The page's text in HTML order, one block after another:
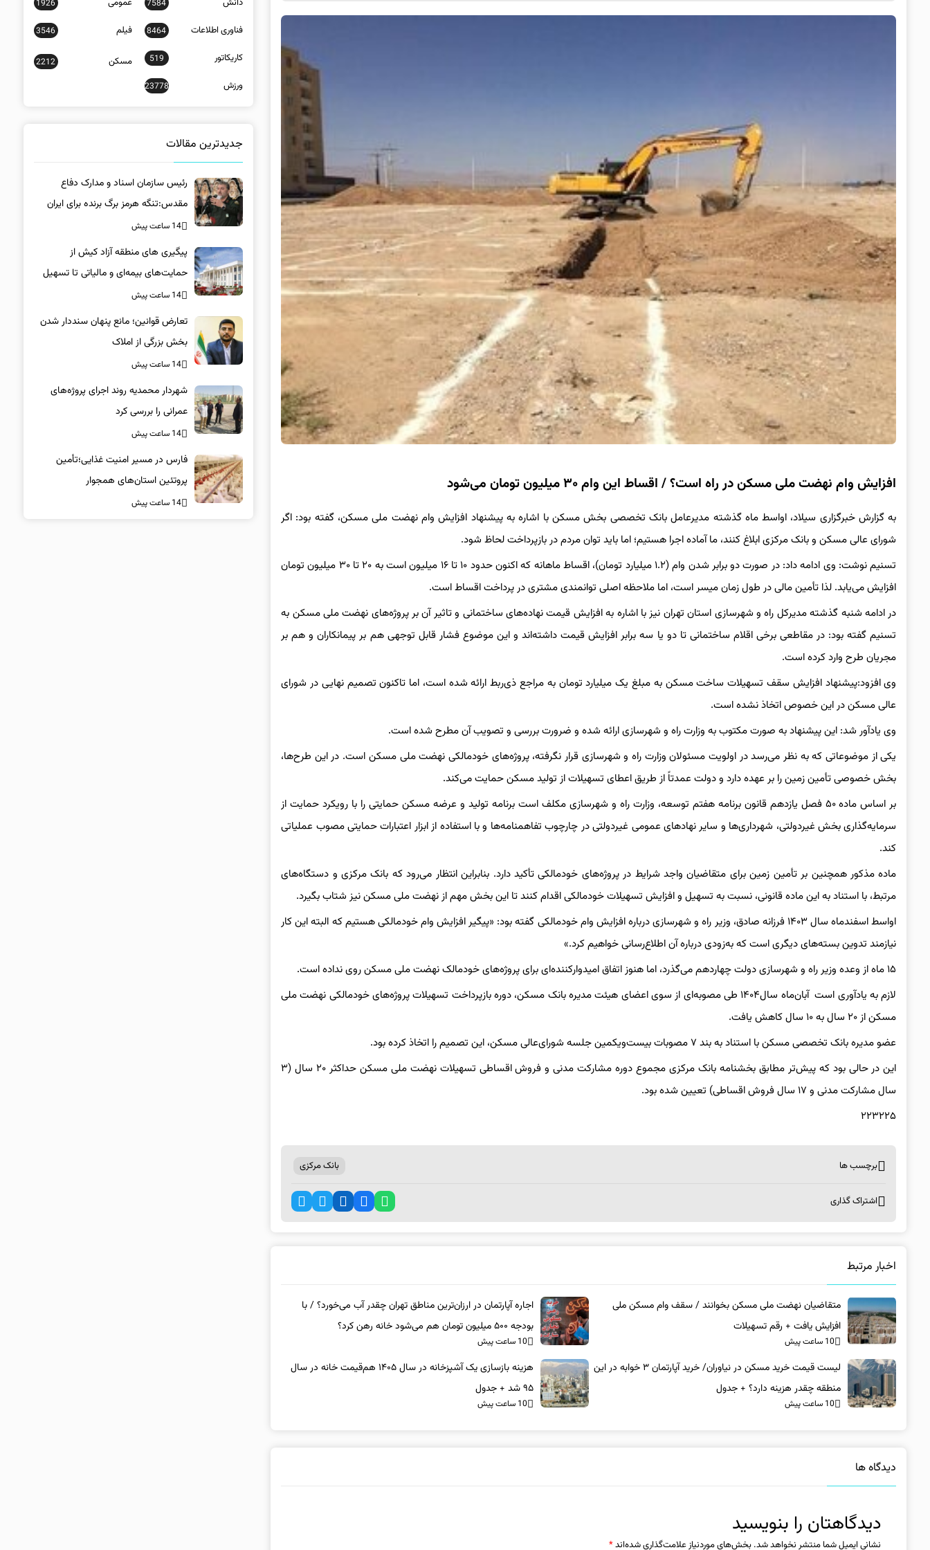
افزایش وام نهضت ملی مسکن در راه است؟ / اقساط این وام ۳۰ میلیون تومان می‌شود
به گزارش خبرگزاری سیلاد، اواسط ماه گذشته مدیرعامل بانک تخصصی بخش مسکن با اشاره به پیشنهاد افزایش وام نهضت ملی مسکن، گفته بود: اگر
شورای عالی مسکن و بانک مرکزی ابلاغ کنند، ما آماده اجرا هستیم؛ اما باید توان مردم در بازپرداخت لحاظ شود.
تسنیم نوشت: وی ادامه داد: در صورت دو برابر شدن وام (۱.۲ میلیارد تومان)، اقساط ماهانه که اکنون حدود ۱۰ تا ۱۶ میلیون است به ۲۰ تا ۳۰ میلیون تومان
افزایش می‌یابد. لذا تأمین مالی در طول زمان میسر است، اما ملاحظه اصلی توانمندی مشتری در پرداخت اقساط است.
در ادامه شنبه گذشته مدیرکل راه و شهرسازی استان تهران نیز با اشاره به افزایش قیمت نهاده‌های ساختمانی و تاثیر آن بر پروژه‌های نهضت ملی مسکن به
تسنیم گفته بود: در مقاطعی برخی اقلام ساختمانی تا دو یا سه برابر افزایش قیمت داشته‌اند و این موضوع فشار قابل توجهی هم بر پیمانکاران و هم بر
مجریان طرح وارد کرده است.
وی افزود:پیشنهاد افزایش سقف تسهیلات ساخت مسکن به مبلغ یک میلیارد تومان به مراجع ذی‌ربط ارائه شده است، اما تاکنون تصمیم نهایی در شورای
عالی مسکن در این خصوص اتخاذ نشده است.
وی یادآور شد: این پیشنهاد به صورت مکتوب به وزارت راه و شهرسازی ارائه شده و ضرورت بررسی و تصویب آن مطرح شده است.
یکی از موضوعاتی که به نظر می‌رسد در اولویت مسئولان وزارت راه و شهرسازی قرار نگرفته، پروژه‌های خودمالکی نهضت ملی مسکن است. در این طرح‌ها،
بخش خصوصی تأمین زمین را بر عهده دارد و دولت عمدتاً از طریق اعطای تسهیلات از تولید مسکن حمایت می‌کند.
بر اساس ماده ۵۰ فصل یازدهم قانون برنامه هفتم توسعه، وزارت راه و شهرسازی مکلف است برنامه تولید و عرضه مسکن حمایتی را با رویکرد حمایت از
سرمایه‌گذاری بخش غیردولتی، شهرداری‌ها و سایر نهادهای عمومی غیردولتی در چارچوب تفاهمنامه‌ها و با استفاده از ابزار اعتبارات حمایتی مصوب عملیاتی
کند.
ماده مذکور همچنین بر تأمین زمین برای متقاضیان واجد شرایط در پروژه‌های خودمالکی تأکید دارد. بنابراین انتظار می‌رود که بانک مرکزی و دستگاه‌های
مرتبط، با استناد به این ماده قانونی، نسبت به تسهیل و افزایش تسهیلات خودمالکی اقدام کنند تا این بخش مهم از نهضت ملی مسکن نیز شتاب بگیرد.
اواسط اسفندماه سال ۱۴۰۳ فرزانه صادق، وزیر راه و شهرسازی درباره افزایش وام خودمالکی گفته بود: «پیگیر افزایش وام خودمالکی هستیم که البته این کار
نیازمند تدوین بسته‌های دیگری است که به‌زودی درباره آن اطلاع‌رسانی خواهیم کرد.»
۱۵ ماه از وعده وزیر راه و شهرسازی دولت چهاردهم می‌گذرد، اما هنوز اتفاق امیدوارکننده‌ای برای پروژه‌های خودمالک نهضت ملی مسکن روی نداده است.
لازم به یادآوری است آبان‌ماه سال۱۴۰۴ طی مصوبه‌ای از سوی اعضای هیئت مدیره بانک مسکن، دوره بازپرداخت تسهیلات پروژه‌های خودمالکی نهضت ملی
مسکن از ۲۰ سال به ۱۰ سال کاهش یافت.
عضو مدیره بانک تخصصی مسکن با استناد به بند ۷ مصوبات بیست‌ویکمین جلسه شورای‌عالی مسکن، این تصمیم را اتخاذ کرده بود.
این در حالی بود که پیش‌تر مطابق بخشنامه بانک مرکزی مجموع دوره مشارکت مدنی و فروش اقساطی تسهیلات نهضت ملی مسکن حداکثر ۲۰ سال (۳
سال مشارکت مدنی و ۱۷ سال فروش اقساطی) تعیین شده بود.
۲۲۳۲۲۵
برچسب ها بانک مرکزی
اشتراک گذاری
اخبار مرتبط
متقاضیان نهضت ملی مسکن بخوانند / سقف وام مسکن‌ ملی
افزایش یافت + رقم تسهیلات
10 ساعت پیش
اجاره آپارتمان در ارزان‌ترین مناطق تهران چقدر آب می‌خورد؟ / با
بودجه ۵۰۰ میلیون تومان هم می‌شود خانه رهن کرد؟
10 ساعت پیش
لیست قیمت خرید مسکن در نیاوران/ خرید آپارتمان ۳ خوابه در این
منطقه چقدر هزینه دارد؟ + جدول
10 ساعت پیش
هزینه بازسازی یک آشپزخانه در سال ۱۴۰۵ هم‌قیمت خانه در سال
۹۵ شد + جدول
10 ساعت پیش
دیدگاه ها
دیدگاهتان را بنویسید
نشانی ایمیل شما منتشر نخواهد شد. بخش‌های موردنیاز علامت‌گذاری شده‌اند*
7584
1926
فناوری اطلاعات 8464 فیلم 3546
کاریکاتور 519 مسکن 2212
ورزش 23778
جدیدترین مقالات
رئیس سازمان اسناد و مدارک دفاع
مقدس:تنگه هرمز برگ برنده برای ایران
است
14 ساعت پیش
پیگیری های منطقه آزاد کیش از
حمایت‌های بیمه‌ای و مالیاتی تا تسهیل
خروج کالا
14 ساعت پیش
تعارض قوانین؛ مانع پنهان سنددار شدن
بخش بزرگی از املاک
14 ساعت پیش
شهردار محمدیه روند اجرای پروژه‌های
عمرانی را بررسی کرد
14 ساعت پیش
فارس در مسیر امنیت غذایی؛تأمین‌
پروتئین استان‌های همجوار
14 ساعت پیش